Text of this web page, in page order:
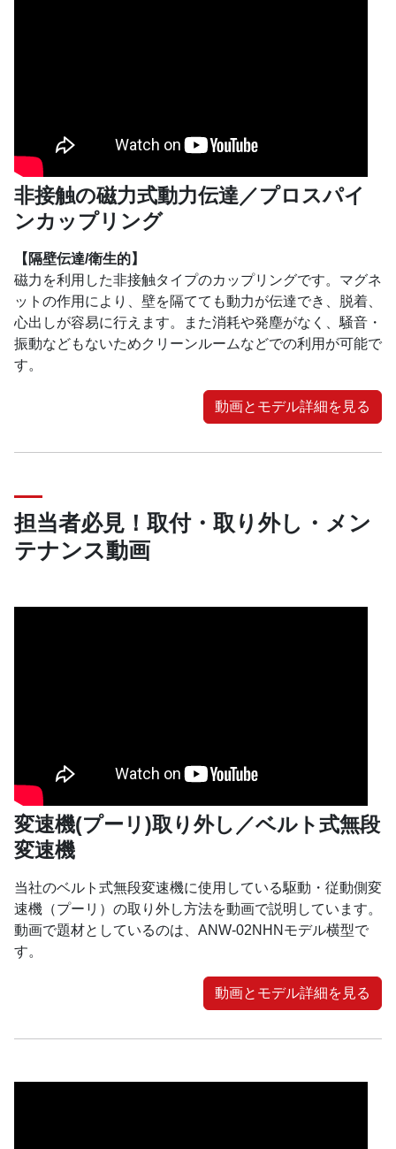
非接触の磁力式動力伝達／プロスパイ
ンカップリング
【隔壁伝達/衛生的】
磁力を利用した非接触タイプのカップリングです。マグネ
ットの作用により、壁を隔てても動力が伝達でき、脱着、
心出しが容易に行えます。また消耗や発塵がなく、騒音・
振動などもないためクリーンルームなどでの利用が可能で
す。
動画とモデル詳細を見る
担当者必見！取付・取り外し・メン
テナンス動画
変速機(プーリ)取り外し／ベルト式無段
変速機
当社のベルト式無段変速機に使用している駆動・従動側変
速機（プーリ）の取り外し方法を動画で説明しています。
動画で題材としているのは、ANW-02NHNモデル横型で
す。
動画とモデル詳細を見る